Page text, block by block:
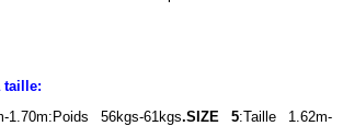
taille:
1.70m:Poids 56kgs-61kgs.SIZE 5:Taille 1.62m-